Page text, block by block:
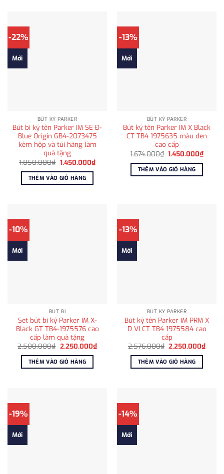
-22%
Mới
BÚT KÝ PARKER
Bút bi ký tên Parker IM SE Đ-
Blue Origin GB4-2073475
kèm hộp và túi hãng làm
quà tặng
1.850.000₫ Giá
là:
1.850.000₫.
1.450.000₫Giá
hiện
THÊM VÀO GIỎ HÀNG
-13%
Mới
BÚT KÝ PARKER
Bút ký tên Parker IM X Black
CT TB4 1975635 màu đen
cao cấp
1.674.000₫ Giá
là:
1.674.000₫.
1.450.000₫Giá
hiện
THÊM VÀO GIỎ HÀNG
-10%
Mới
BÚT BI
Set bút bi ký Parker IM X-
Black GT TB4-1975576 cao
cấp làm quà tặng
2.500.000₫ Giá
là:
2.500.000₫.
2.250.000₫Giá
THÊM VÀO GIỎ HÀNG
-13%
Mới
BÚT KÝ PARKER
Bút ký tên Parker IM PRM X
D VI CT TB4 1975584 cao
cấp
2.576.000₫ Giá
là:
2.576.000₫.
2.250.000₫Giá
THÊM VÀO GIỎ HÀNG
-19%
Mới
-14%
Mới